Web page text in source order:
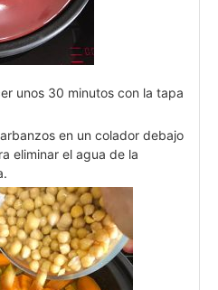
unos 30 minutos con la tapa
en un colador debajo
eliminar el agua de la